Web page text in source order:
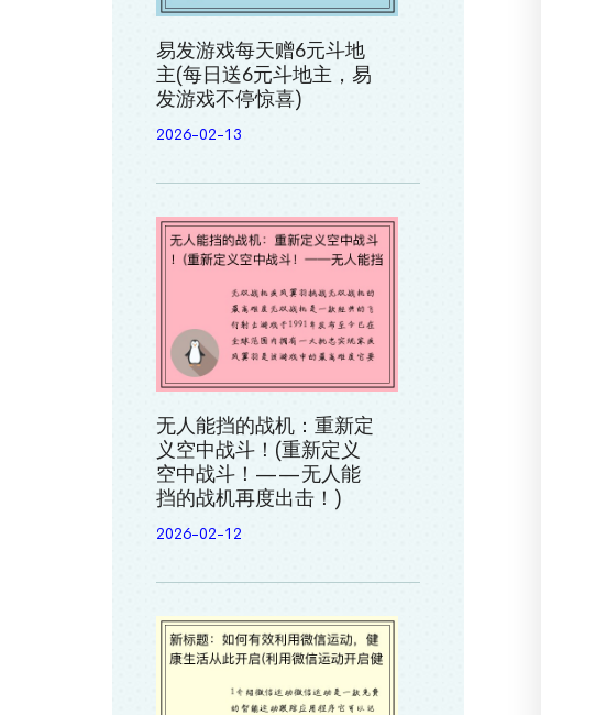
易发游戏每天赠6元斗地
主(每日送6元斗地主，易
发游戏不停惊喜)
2026-02-13
无人能挡的战机：重新定
义空中战斗！(重新定义
空中战斗！——无人能
挡的战机再度出击！)
2026-02-12